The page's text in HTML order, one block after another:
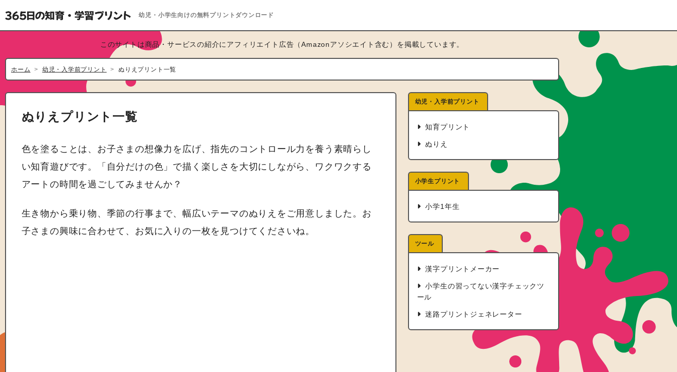
幼児・小学生向けの無料プリントダウンロード
このサイトは商品・サービスの紹介にアフィリエイト広告（Amazonアソシエイト含む）を掲載しています。
ホーム 幼児・入学前プリント ぬりえプリント一覧
ぬりえプリント一覧
色を塗ることは、お子さまの想像力を広げ、指先のコントロール力を養う素晴らし
い知育遊びです。「自分だけの色」で描く楽しさを大切にしながら、ワクワクする
アートの時間を過ごしてみませんか？
生き物から乗り物、季節の行事まで、幅広いテーマのぬりえをご用意しました。お
子さまの興味に合わせて、お気に入りの一枚を見つけてくださいね。
幼児・入学前プリント
知育プリント
ぬりえ
小学生プリント
小学1年生
ツール
漢字プリントメーカー
小学生の習ってない漢字チェックツ
ール
迷路プリントジェネレーター